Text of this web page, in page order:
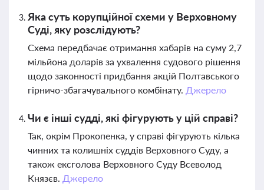
Яка суть корупційної схеми у Верховному
Суді, яку розслідують?
Схема передбачає отримання хабарів на суму 2,7
мільйона доларів за ухвалення судового рішення
щодо законності придбання акцій Полтавського
гірничо-збагачувального комбінату. Джерело
Чи є інші судді, які фігурують у цій справі?
Так, окрім Прокопенка, у справі фігурують кілька
чинних та колишніх суддів Верховного Суду, а
також ексголова Верховного Суду Всеволод
Князєв. Джерело